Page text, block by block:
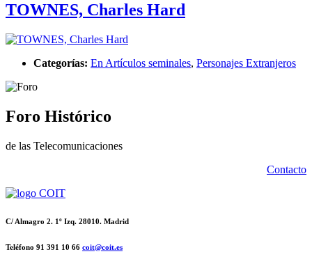
TOWNES, Charles Hard
Categorías: En Artículos seminales, Personajes Extranjeros
Foro Histórico
de las Telecomunicaciones
Contacto
C/ Almagro 2. 1º Izq. 28010. Madrid
Teléfono 91 391 10 66 coit@coit.es